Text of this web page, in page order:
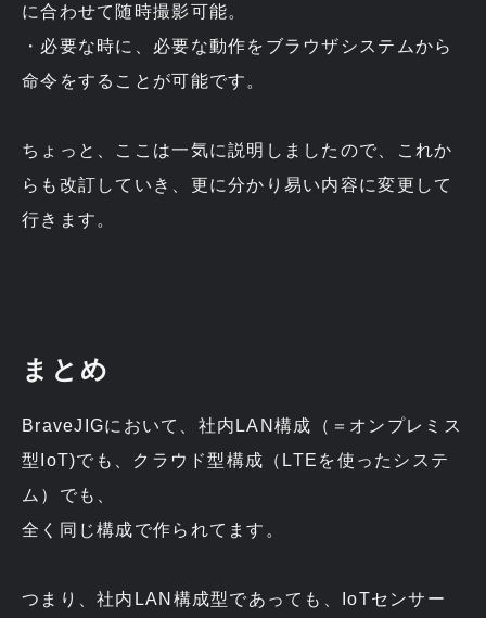
に合わせて随時撮影可能。
・必要な時に、必要な動作をブラウザシステムから
命令をすることが可能です。
ちょっと、ここは一気に説明しましたので、これか
らも改訂していき、更に分かり易い内容に変更して
行きます。
まとめ
BraveJIGにおいて、社内LAN構成（＝オンプレミス
型IoT)でも、クラウド型構成（LTEを使ったシステ
ム）でも、
全く同じ構成で作られてます。
つまり、社内LAN構成型であっても、IoTセンサー